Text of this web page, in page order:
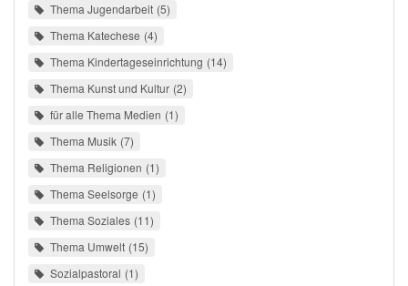
Thema Jugendarbeit 5
Thema Katechese 4
Thema Kindertageseinrichtung 14
Thema Kunst und Kultur 2
für alle Thema Medien 1
Thema Musik 7
Thema Religionen 1
Thema Seelsorge 1
Thema Soziales 11
Thema Umwelt 15
Sozialpastoral 1